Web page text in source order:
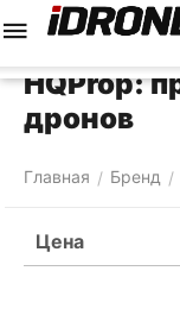
HQProp:
дронов
Главная / Бренд /
Цена